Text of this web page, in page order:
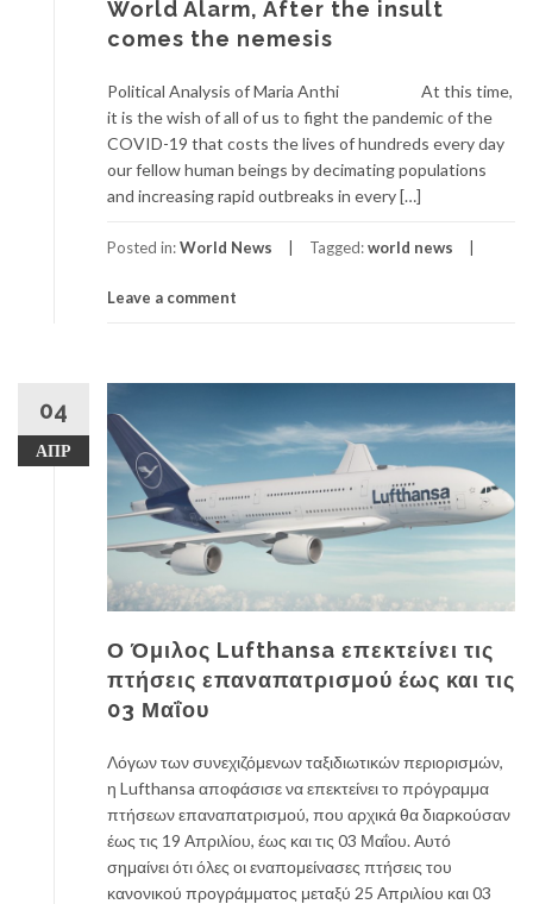
World Alarm, After the insult
comes the nemesis
Political Analysis of Maria Anthi At this time,
it is the wish of all of us to fight the pandemic of the
COVID-19 that costs the lives of hundreds every day
our fellow human beings by decimating populations
and increasing rapid outbreaks in every […]
Posted in:World News Tagged:world news
Leave a comment
04
ΑΠΡ
Ο Όμιλος Lufthansa επεκτείνει τις
πτήσεις επαναπατρισμού έως και τις
03 Μαΐου
Λόγων των συνεχιζόμενων ταξιδιωτικών περιορισμών,
η Lufthansa αποφάσισε να επεκτείνει το πρόγραμμα
πτήσεων επαναπατρισμού, που αρχικά θα διαρκούσαν
έως τις 19 Απριλίου, έως και τις 03 Μαΐου. Αυτό
σημαίνει ότι όλες οι εναπομείνασες πτήσεις του
κανονικού προγράμματος μεταξύ 25 Απριλίου και 03